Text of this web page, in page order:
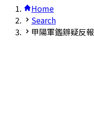
Home
Search
甲陽軍鑑辧疑反報